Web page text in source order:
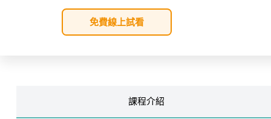
免費線上試看
課程介紹